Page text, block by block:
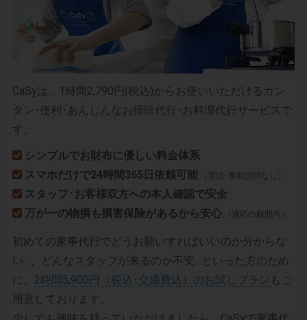
CaSyは、1時間2,790円(税込)からお使いいただけるカン
タン･便利･あんしんなお掃除代行･お料理代行サービスで
す。
シンプルでお財布に優しい料金体系
スマホだけで24時間365日依頼可能
（電話･事前訪問なし）
スタッフ･お客様双方への本人確認で安全
万が一の物損も損害保険があるから安心
（適応の範囲内）
初めての家事代行でどうお願いすればいいのか分からな
い…、どんなスタッフが来るのか不安…といった方のため
に、 2時間5,900円（税込･交通費込）のお試しプラン もご
用意しております。